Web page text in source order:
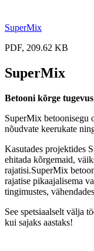
SuperMix
PDF, 209.62 KB
SuperMix
Betooni kõrge
SuperMix betoonisegu
nõudvate keerukate
Kasutades projektides
ehitada kõrgemaid,
rajatisi.SuperMix
rajatise pikaajalisema
tingimustes,
See spetsiaalselt välja
kui sajaks aastaks!